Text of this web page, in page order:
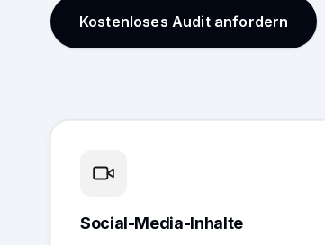
Kostenloses Audit anfordern
Social-Media-Inhalte